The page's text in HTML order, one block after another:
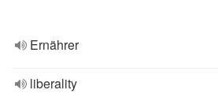
Ernährer
liberality